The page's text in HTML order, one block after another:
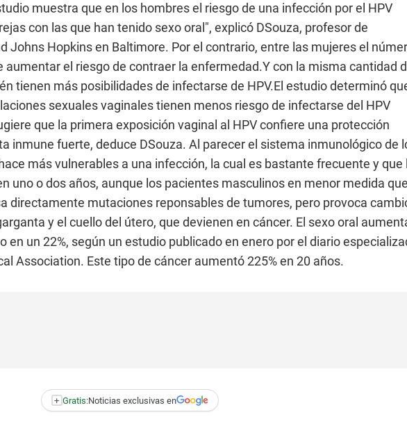
muestra que en los hombres el riesgo de una infección por el HPV
con las que han tenido sexo oral", explicó DSouza, profesor de
Johns Hopkins en Baltimore. Por el contrario, entre las mujeres el
aumentar el riesgo de contraer la enfermedad.Y con la misma cantidad
tienen más posibilidades de infectarse de HPV.El estudio determinó
sexuales vaginales tienen menos riesgo de infectarse del HPV
que la primera exposición vaginal al HPV confiere una protección
inmune fuerte, deduce DSouza. Al parecer el sistema inmunológico de
más vulnerables a una infección, la cual es bastante frecuente y que
uno o dos años, aunque los pacientes masculinos en menor medida que
directamente mutaciones reponsables de tumores, pero provoca
y el cuello del útero, que devienen en cáncer. El sexo oral
en un 22%, según un estudio publicado en enero por el diario
Association. Este tipo de cáncer aumentó 225% en 20 años.
+ Gratis:Noticias exclusivas en